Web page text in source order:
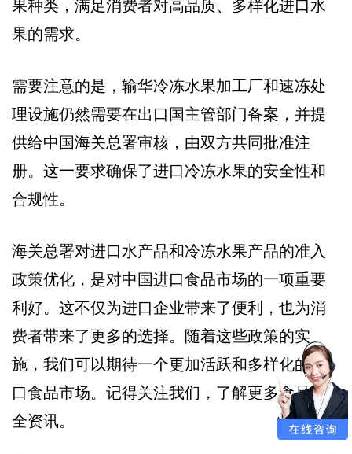
果种类，满足消费者对高品质、多样化进口水
果的需求。
需要注意的是，输华冷冻水果加工厂和速冻处
理设施仍然需要在出口国主管部门备案，并提
供给中国海关总署审核，由双方共同批准注
册。这一要求确保了进口冷冻水果的安全性和
合规性。
海关总署对进口水产品和冷冻水果产品的准入
政策优化，是对中国进口食品市场的一项重要
利好。这不仅为进口企业带来了便利，也为消
费者带来了更多的选择。随着这些政策的实
施，我们可以期待一个更加活跃和多样化的进
口食品市场。记得关注我们，了解更多食品安
全资讯。